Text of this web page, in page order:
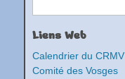
Liens Web
Calendrier du CRMV
Comité des Vosges